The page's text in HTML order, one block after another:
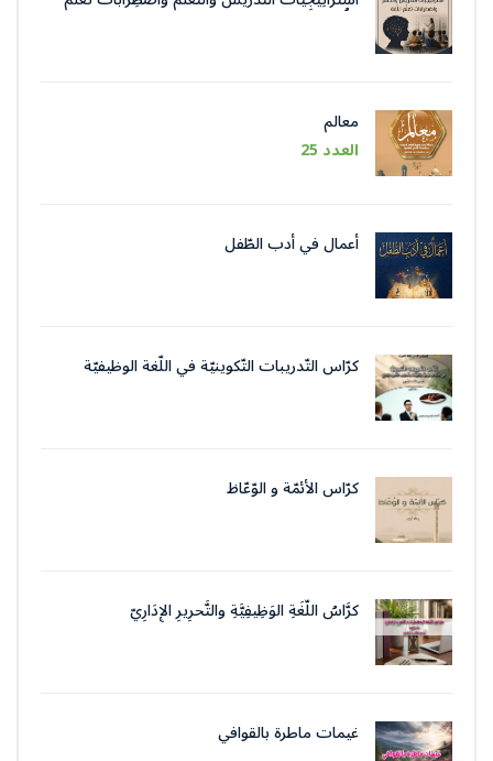
معالم
العدد 25
أعمال في أدب الطّفل
كرّاس التّدريبات التّكوينيّة في اللّغة الوظيفيّة
كرّاس الأئمّة و الوّعّاظ
كرَّاسُ اللُّغَةِ الوَظِيفِيَّةِ والتَّحرِيرِ الإِدَارِيّ
غيمات ماطرة بالقوافي